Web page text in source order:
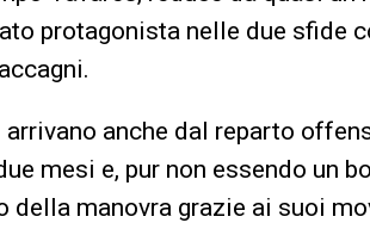
protagonista nelle due sfide
anche dal reparto
mesi e, pur non essendo un
della manovra grazie ai suoi